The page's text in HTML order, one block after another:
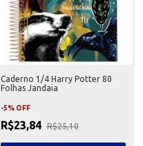
Caderno 1/4 Harry Potter 80
Folhas Jandaia
-5% OFF
R$23,84 R$25,10